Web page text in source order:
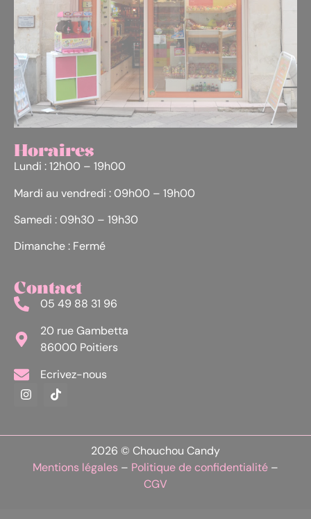
Horaires
Lundi : 12h00 – 19h00
Mardi au vendredi : 09h00 – 19h00
Samedi : 09h30 – 19h30
Dimanche : Fermé
Contact
05 49 88 31 96
20 rue Gambetta
86000 Poitiers
Ecrivez-nous
2026 © Chouchou Candy
Mentions légales – Politique de confidentialité –
CGV